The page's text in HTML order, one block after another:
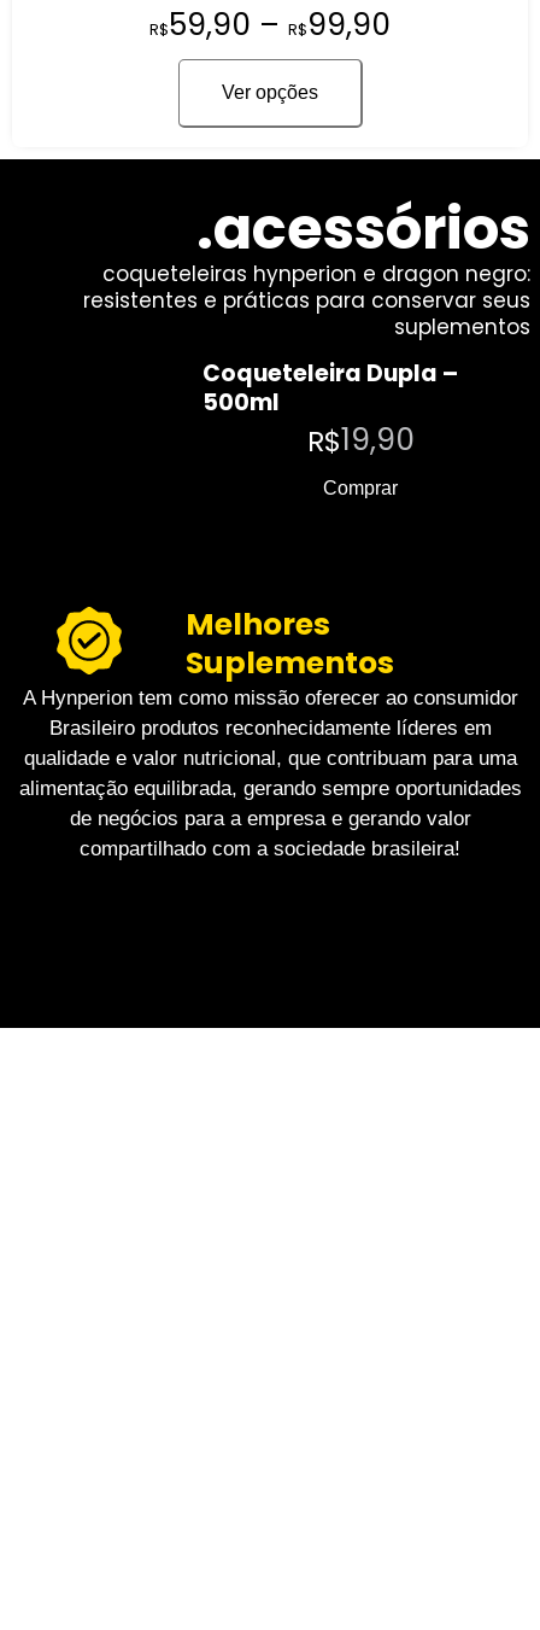
R$59,90 – R$99,90
Ver opções
.acessórios
coqueteleiras hynperion e dragon negro:
resistentes e práticas para conservar seus
suplementos
Coqueteleira Dupla –
500ml
R$19,90
Comprar
Melhores
Suplementos
A Hynperion tem como missão oferecer ao consumidor
Brasileiro produtos reconhecidamente líderes em
qualidade e valor nutricional, que contribuam para uma
alimentação equilibrada, gerando sempre oportunidades
de negócios para a empresa e gerando valor
compartilhado com a sociedade brasileira!